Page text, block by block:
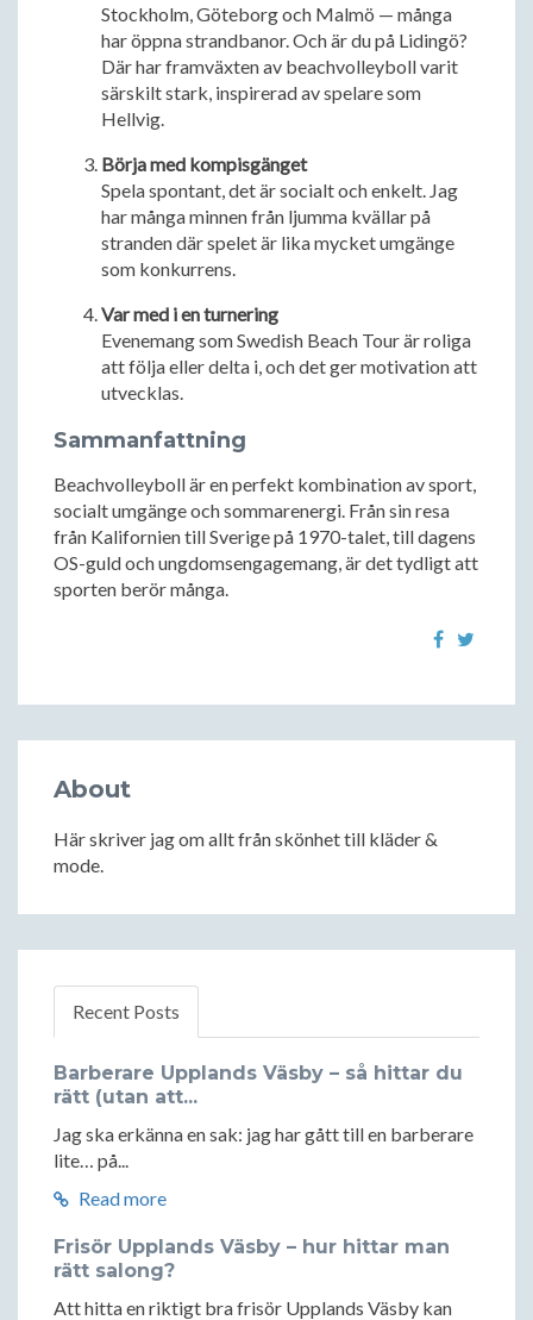
Stockholm, Göteborg och Malmö — många
har öppna strandbanor. Och är du på Lidingö?
Där har framväxten av beachvolleyboll varit
särskilt stark, inspirerad av spelare som
Hellvig.
Börja med kompisgänget
Spela spontant, det är socialt och enkelt. Jag
har många minnen från ljumma kvällar på
stranden där spelet är lika mycket umgänge
som konkurrens.
Var med i en turnering
Evenemang som Swedish Beach Tour är roliga
att följa eller delta i, och det ger motivation att
utvecklas.
Sammanfattning
Beachvolleyboll är en perfekt kombination av sport,
socialt umgänge och sommarenergi. Från sin resa
från Kalifornien till Sverige på 1970-talet, till dagens
OS-guld och ungdomsengagemang, är det tydligt att
sporten berör många.
About
Här skriver jag om allt från skönhet till kläder &
mode.
Recent Posts
Barberare Upplands Väsby – så hittar du
rätt (utan att...
Jag ska erkänna en sak: jag har gått till en barberare
lite… på...
Read more
Frisör Upplands Väsby – hur hittar man
rätt salong?
Att hitta en riktigt bra frisör Upplands Väsby kan